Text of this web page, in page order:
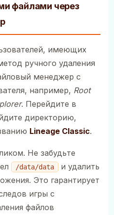
файлами через
имеющих
ручного удаления
менеджер с
например, Root
. Перейдите в
директорию,
Lineage Classic.
Не забудьте
/data/data
и удалить
Это гарантирует
игры с
файлов